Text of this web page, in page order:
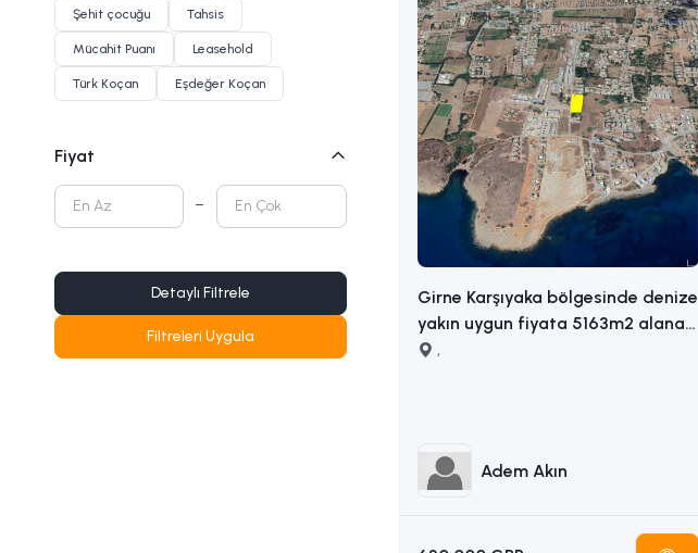
Şehit çocuğu Tahsis
Mücahit Puanı Leasehold
Türk Koçan Eşdeğer Koçan
Fiyat
Detaylı Filtrele
Filtreleri Uygula
Girne Karşıyaka bölgesinde denize
yakın uygun fiyata 5163m2 alana
sahip satılık arazi İLETİŞİM ADEM
,
Adem Akın